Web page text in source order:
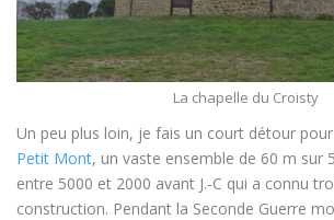
La chapelle du Croisty
Un peu plus loin, je fais un court détour
Petit Mont, un vaste ensemble de 60 m sur
entre 5000 et 2000 avant J.-C qui a connu
construction. Pendant la Seconde Guerre